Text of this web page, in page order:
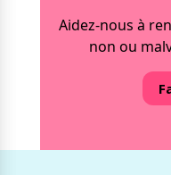
Aidez-nous à
non ou